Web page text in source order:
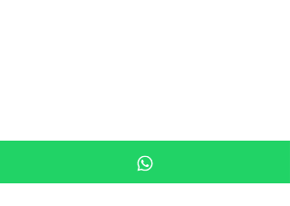
Fazit zu den Platten